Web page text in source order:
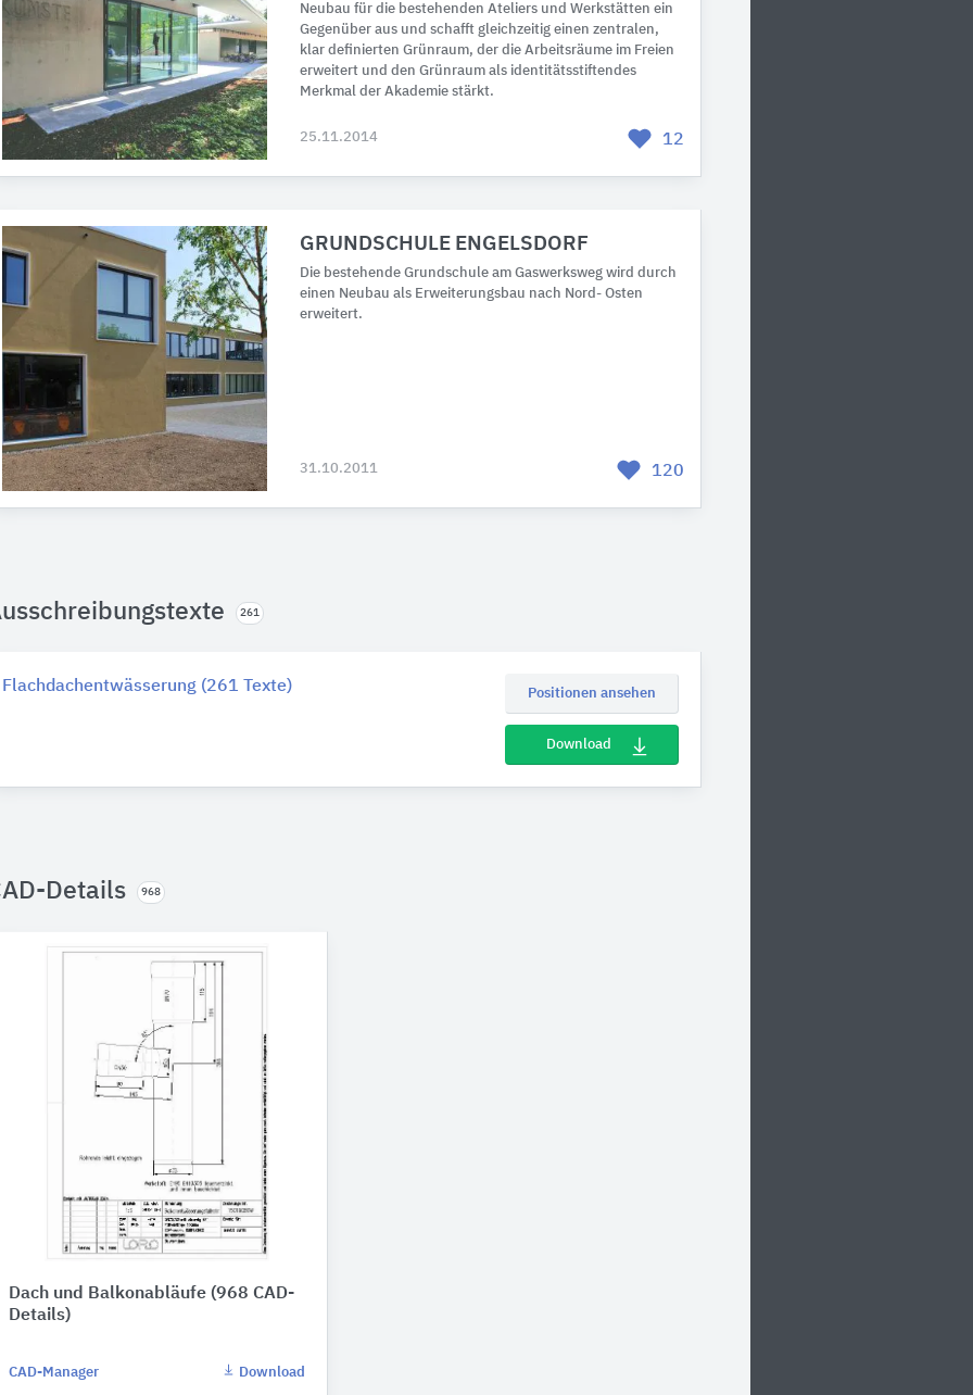
Neubau für die bestehenden Ateliers und Werkstätten ein
Gegenüber aus und schafft gleichzeitig einen zentralen,
klar definierten Grünraum, der die Arbeitsräume im Freien
erweitert und den Grünraum als identitätsstiftendes
Merkmal der Akademie stärkt.
25.11.2014 12
GRUNDSCHULE ENGELSDORF
Die bestehende Grundschule am Gaswerksweg wird durch
einen Neubau als Erweiterungsbau nach Nord- Osten
erweitert.
31.10.2011 120
261
Flachdachentwässerung (261 Texte) Positionen ansehen
Download
Details 968
Dach und Balkonabläufe (968 CAD-
Details)
CAD-Manager Download